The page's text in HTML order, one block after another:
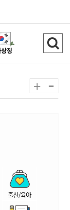
검
색
기
+ -
출산/육아